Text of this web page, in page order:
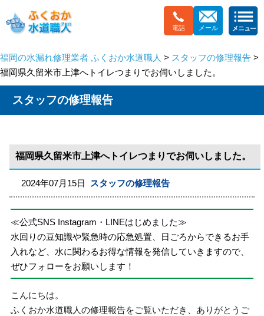
電話 メール
福岡の水漏れ修理業者 ふくおか水道職人 > スタッフの修理報告 >
福岡県久留米市上津へトイレつまりでお伺いしました。
スタッフの修理報告
福岡県久留米市上津へトイレつまりでお伺いしました。
2024年07月15日 スタッフの修理報告
≪公式SNS Instagram・LINEはじめました≫
水回りの豆知識や緊急時の応急処置、日ごろからできるお手
入れなど、水に関わるお得な情報を発信していきますので、
ぜひフォローをお願いします！
こんにちは。
ふくおか水道職人の修理報告をご覧いただき、ありがとうご